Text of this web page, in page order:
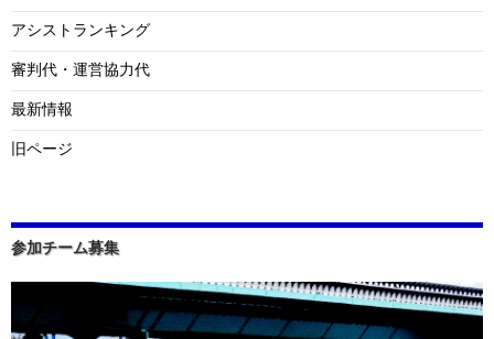
アシストランキング
審判代・運営協力代
最新情報
旧ページ
参加チーム募集